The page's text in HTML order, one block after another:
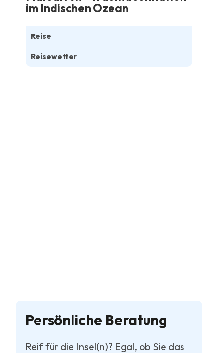
im Indischen Ozean
Reise
Reisewetter
Persönliche Beratung
Reif für die Insel(n)? Egal, ob Sie das